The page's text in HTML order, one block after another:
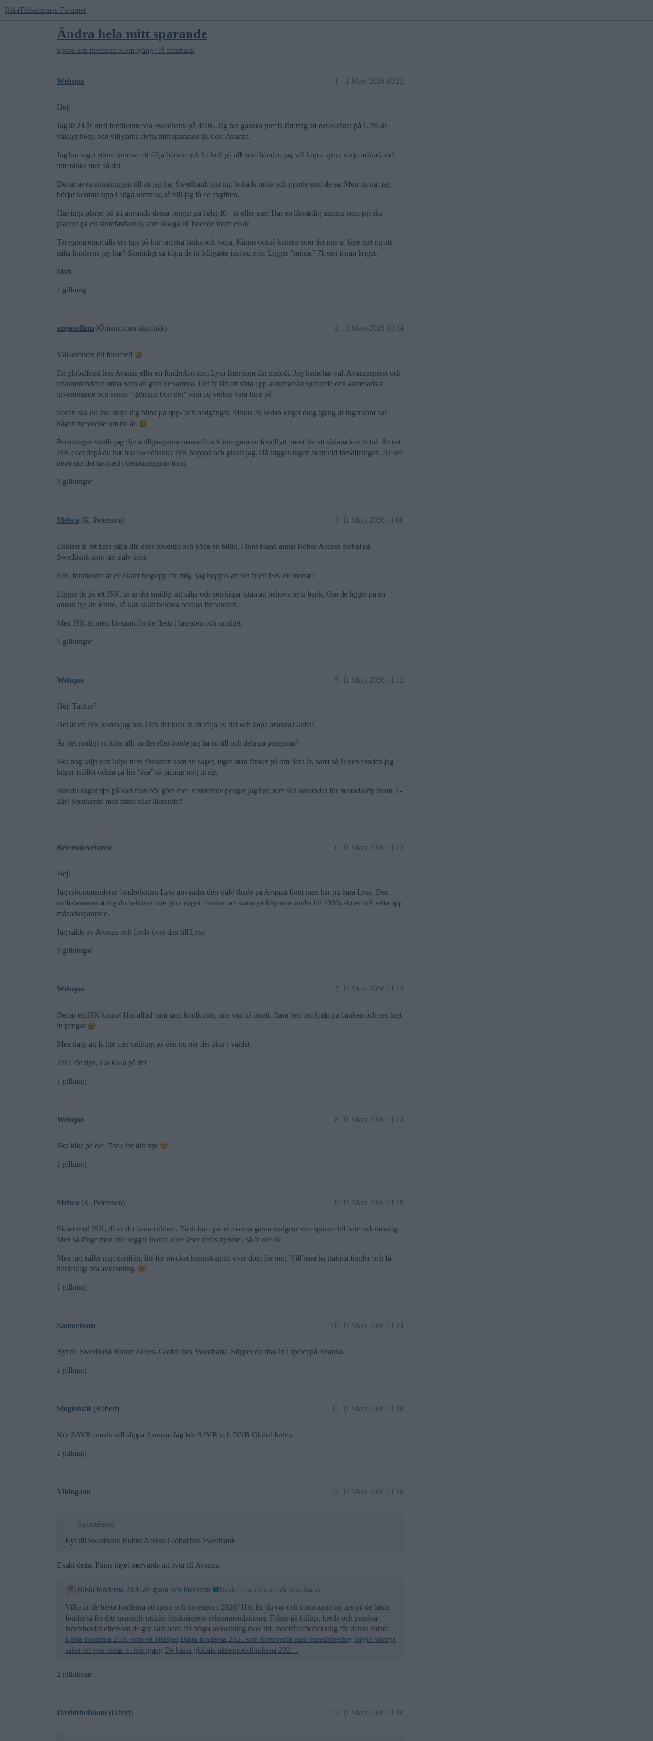
RikaTillsammans Forumet
Ändra hela mitt sparande
Spara och investera Kom igång / få feedback
Wehqoo 11 Mars 2026 10:22
1
Hej!
Jag är 24 år med fondkonto via Swedbank på 450k. Jag har ganska precis lärt mig att deras ränta på 1,3% är
väldigt högt, och vill gärna flytta mitt sparande till t.ex. Avanza.
Jag har inget större intresse att följa börsen och ha koll på allt som händer, jag vill köpa, spara varje månad, och
inte tänka mer på det.
Det är även anledningen till att jag har Swedbank just nu, bokade möte och gjorde som de sa. Men nu när jag
börjar komma upp i höga summor, så vill jag få ne avgiften.
Har inga planer på att använda dessa pengar på helst 10+ år eller mer. Har en likvärdig summa som jag ska
placera på ett räntefastkonto, som ska gå till boende inom ett år.
Tar gärna emot alla era tips på hur jag ska tänka och välja. Känns också kanske som det inte är läge just nu att
sälja fonderna jag har? Samtidigt så köpa de ju billigaste just nu mer. Ligger “minus” 7k sen innan kriget.
Mvh
1 gillning
angaudlinn (Ömsint men skojfrisk) 11 Mars 2026 10:34
2
Välkommen till forumet!
En globalfond hos Avanza eller en fondrobot som Lysa låter som din melodi. Jag hade/har valt Avanzaspåret och
rekommenderat mina barn att göra detsamma. Det är lätt att sätta upp automatiskt sparande och automatiskt
investerande och sedan “glömma bort det” som du verkar vara inne på.
Sedan ska du inte stirra dig blind på upp- och nedgångar. Minus 7k sedan kriget drog igång är inget som har
någon betydelse om tio år.
Personligen skulle jag flytta tillgångarna manuellt och inte göra en fondflytt, mest för att sådana kan ta tid. Är det
ISK eller depå du har hos Swedbank? ISK hoppas och gissar jag. Då triggas ingen skatt vid försäljningen. Är det
depå ska det tas med i beräkningarna först.
3 gillningar
Melwa (K. Petersson) 11 Mars 2026 11:00
3
Enklast är att bara sälja din dyra produkt och köpa en billig. Finns bland annat Robur Access global på
Swedbank som jag själv äger.
Sen, fondkonto är ett okänt begrepp för mig. Jag hoppas att det är ett ISK du menar?
Ligger de på ett ISK, så är det smidigt att sälja och sen köpa, utan att behöva byta bank. Om de ligger på en
annan typ av konto, så kan skatt behöva betalas för vinsten.
Men ISK är mest lönsamt för de flesta i längden och smidigt.
5 gillningar
Wehqoo 11 Mars 2026 11:12
5
Hej! Tackar?
Det är ett ISK konto jag har. Och det lutar åt att sälja av det och köpa avanza Global.
Är det rimligt att köra allt på det eller borde jag ha en till och dela på pengarna?
Ska nog sälja och köpa trots förlusten som du säger, inget man tänker på om flera år, samt så är den fonden jag
köper istället också på lite “rea” så jämnar nog ut sig.
Har du något tips på vad man bör göra med resterande pengar jag har, som ska användas för bostadsköp inom. 1-
2år? Sparkonto med ränta eller liknande?
Beteendevetaren 11 Mars 2026 11:12
6
Hej!
Jag rekommenderar fondrobotten Lysa använder den själv (hade på Avanza förut men har nu bara Lysa. Den
ombalanserar åt dig du behöver inte göra något förutom att svara på frågorna, ändra till 100% aktier och sätta upp
månadssparande.
Jag sålde av Avanza och förde över den till Lysa
3 gillningar
Wehqoo 11 Mars 2026 11:13
7
Det är ett ISK konto! Har alltid bara sagt fondkonto, inte vart så insatt. Bara bett om hjälp på banken och sen lagt
in pengar
Men dags att få lite mer ordning på den nu när det ökar i värdet
Tack för tips, ska kolla på det
1 gillning
Wehqoo 11 Mars 2026 11:14
8
Ska kika på det. Tack för ditt tips
1 gillning
Melwa (K. Petersson) 11 Mars 2026 11:19
9
Skönt med ISK, då är det ännu enklare. Tänk bara på att avansa gärna nudgear sina sparare till beteendemisstag.
Men så länge man inte loggar in ofta eller läser deras nyheter, så är det ok.
Men jag håller mig därifrån, lite för mycket kasinokapital över dom för mig. Vill bara ha tråkiga fonder och få
tillräckligt bra avkastning.
1 gillning
Samuelsson 11 Mars 2026 11:24
10
Byt till Swedbank Robur Access Global hos Swedbank. Slipper du dras in i spelet på Avanza.
1 gillning
Singlemalt (Robert) 11 Mars 2026 11:28
11
Kör SAVR om du vill slippa Avanza. Jag kör SAVR och DNB Global Index.
1 gillning
VikingJon 11 Mars 2026 11:28
12
Samuelsson:
Byt till Swedbank Robur Access Global hos Swedbank
Exakt detta. Finns inget mervärde att byta till Avanza.
Bästa fonderna 2026 att spara och investera i Fonder, fondrobotar och indexfonder
Vilka är de bästa fonderna att spara och investera i 2026? Här får du vår och communityns tips på de bästa
fonderna för ditt sparande utifrån forskningens rekommendationer. Fokus på billiga, breda och passiva
indexfonder eftersom de ger bäst odds för högst avkastning över tid. Innehållsförteckning för denna sidan:
Bästa fonderna 2026 som ett bildspel Bästa fonderna 2026 som kortavsnitt med transkribering Några viktiga
saker att veta innan vi kör igång De bästa globala aktieindexfonderna 202…
2 gillningar
DavidtheDoom (David) 11 Mars 2026 11:30
13